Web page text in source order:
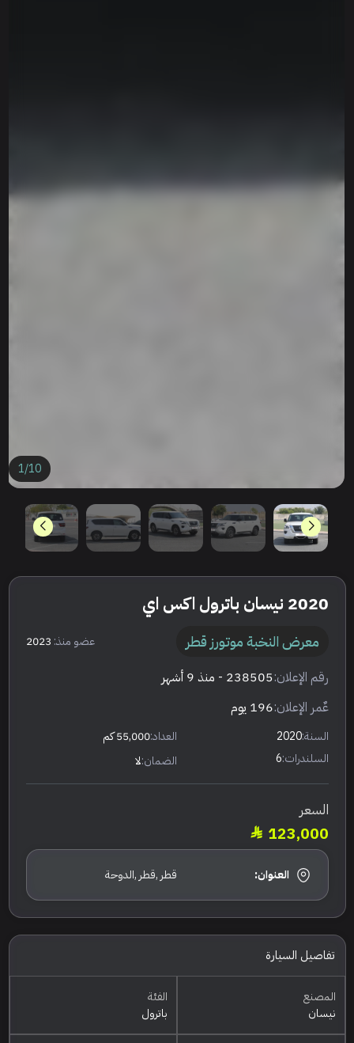
1/10
2020 نيسان باترول اكس اي
معرض النخبة موتورز قطر عضو منذ: 2023
رقم الإعلان:238505 - منذ 9 أشهر
عٌمر الإعلان:196 يوم
السنة:2020 العداد:55,000 كم
السلندرات:6 الضمان:لا
السعر
123,000
العنوان: قطر ,قطر ,الدوحة
تفاصيل السيارة
المصنع
نيسان
الفئة
باترول